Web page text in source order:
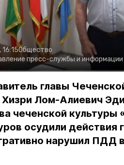
16:15Общество
пресс-службы и
главы
Хизри Лом-Алиевич
чеченской культуры
осудили действия
нарушил ПДД